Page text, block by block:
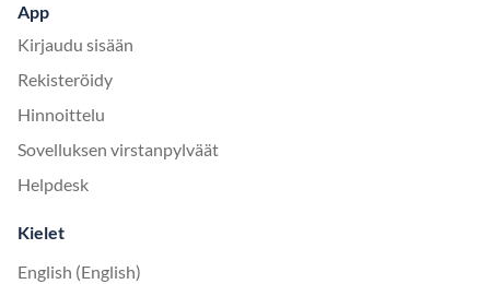
App
Kirjaudu sisään
Rekisteröidy
Hinnoittelu
Sovelluksen virstanpylväät
Helpdesk
Kielet
English (English)